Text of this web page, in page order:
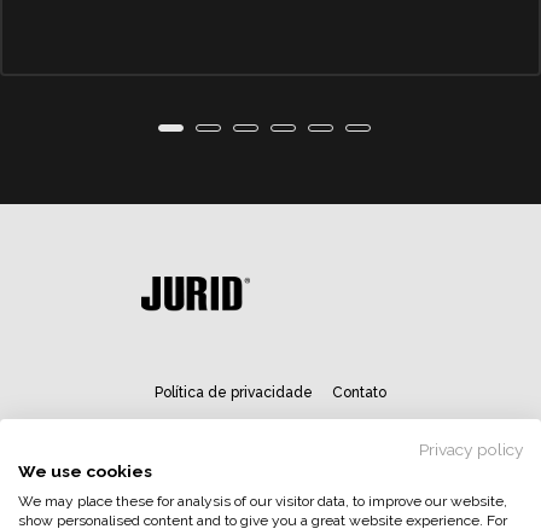
Política de privacidade Contato
Privacy policy
We use cookies
We may place these for analysis of our visitor data, to improve our website,
show personalised content and to give you a great website experience. For